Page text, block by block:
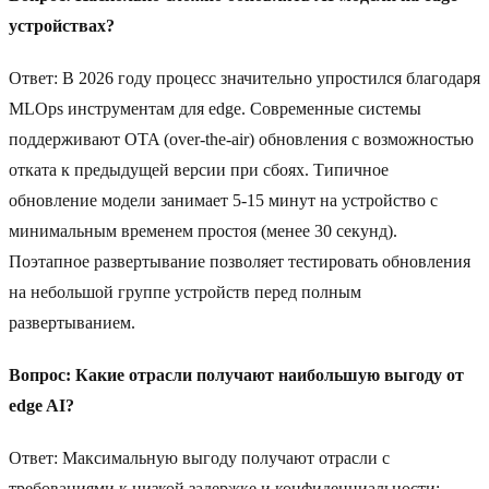
устройствах?
Ответ: В 2026 году процесс значительно упростился благодаря
MLOps инструментам для edge. Современные системы
поддерживают OTA (over-the-air) обновления с возможностью
отката к предыдущей версии при сбоях. Типичное
обновление модели занимает 5-15 минут на устройство с
минимальным временем простоя (менее 30 секунд).
Поэтапное развертывание позволяет тестировать обновления
на небольшой группе устройств перед полным
развертыванием.
Вопрос: Какие отрасли получают наибольшую выгоду от
edge AI?
Ответ: Максимальную выгоду получают отрасли с